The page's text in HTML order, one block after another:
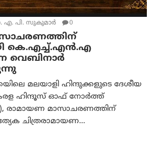
എ. പി. സുകുമാർ 0
കെ.എച്ച്.എൻ.എ
വെബിനാർ
മലയാളി ഹിന്ദുക്കളുടെ ദേശീയ
ഹിന്ദൂസ് ഓഫ് നോർത്ത്
രാമായണ മാസാചരണത്തിന്
ചിത്രരാമായണ...